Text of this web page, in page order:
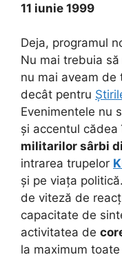
11 iunie 1999
Deja, programul
Nu mai trebuia
nu mai aveam de
decât pentru
Evenimentele nu
și accentul cădea
militarilor sârbi
intrarea trupelor
și pe viața
de viteză de
capacitate de
activitatea de
la maximum